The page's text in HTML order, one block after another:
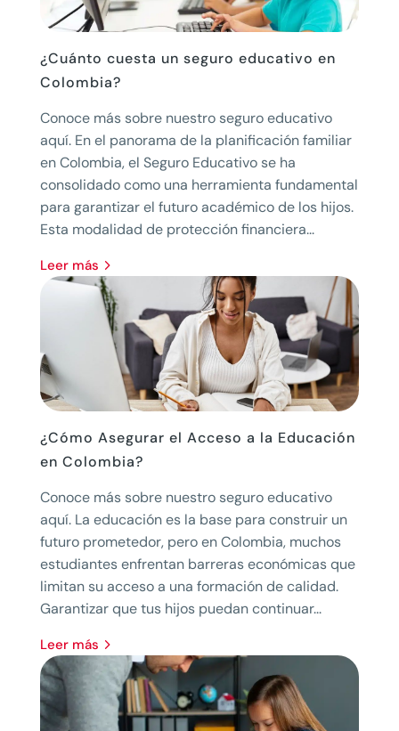
¿Cuánto cuesta un seguro educativo en
Colombia?
Conoce más sobre nuestro seguro educativo
aquí. En el panorama de la planificación familiar
en Colombia, el Seguro Educativo se ha
consolidado como una herramienta fundamental
para garantizar el futuro académico de los hijos.
Esta modalidad de protección financiera...
leer más
¿Cómo Asegurar el Acceso a la Educación
en Colombia?
Conoce más sobre nuestro seguro educativo
aquí. La educación es la base para construir un
futuro prometedor, pero en Colombia, muchos
estudiantes enfrentan barreras económicas que
limitan su acceso a una formación de calidad.
Garantizar que tus hijos puedan continuar...
leer más